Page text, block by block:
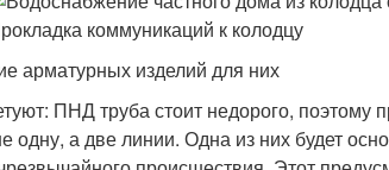
арматурных изделий для них
ПНД труба стоит недорого, поэтому
одну, а две линии. Одна из них будет